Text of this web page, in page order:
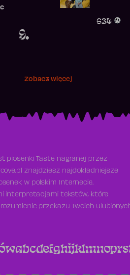
9.
634
Zobacz więcej
piosenki Taste nagranej przez
znajdziesz najdokładniejsze
w polskim Internecie.
interpretacjami tekstów, które
przekazu Twoich
abcdefghijklmnoprs